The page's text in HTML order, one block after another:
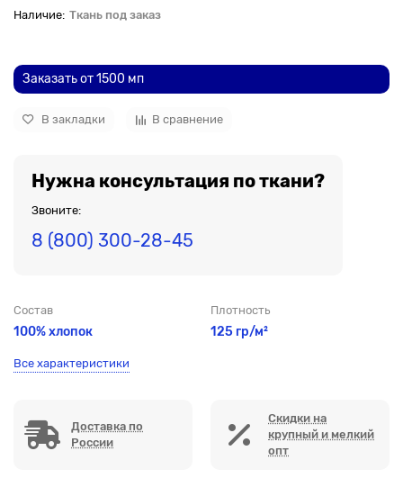
Ткань под заказ
Заказать от 1500 мп
В закладки В сравнение
Нужна консультация по ткани?
Звоните:
8 (800) 300-28-45
Состав
100% хлопок
Плотность
125 гр/м²
Все характеристики
Доставка по
России
Скидки на
крупный и мелкий
опт